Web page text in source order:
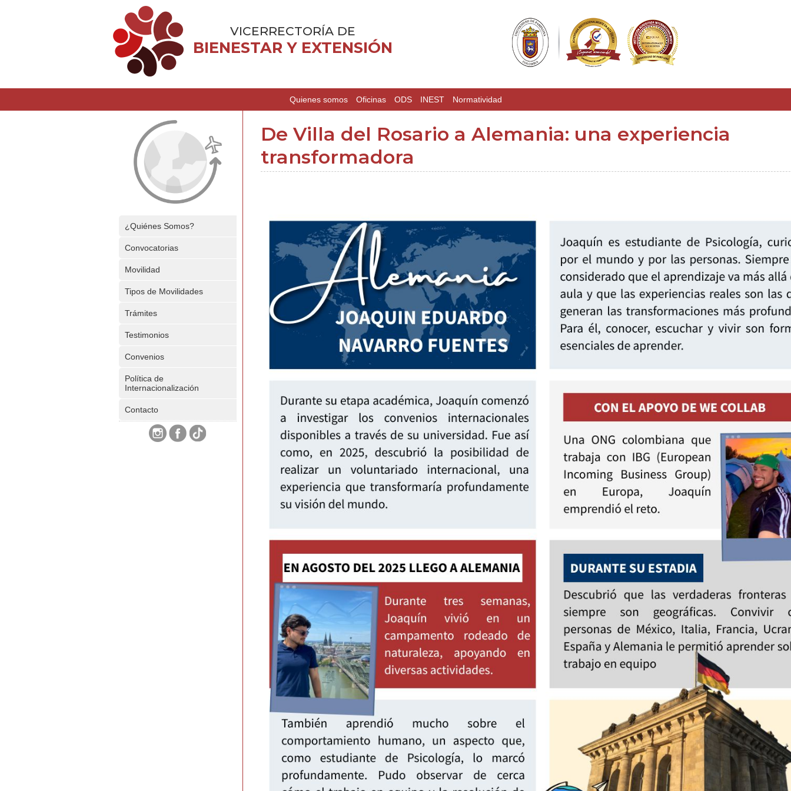
VICERRECTORÍA DE
BIENESTAR Y EXTENSIÓN
Quienes somos Oficinas ODS INEST Normatividad
¿Quiénes Somos?
Convocatorias
Movilidad
Tipos de Movilidades
Trámites
Testimonios
Convenios
Política de
Internacionalización
Contacto
De Villa del Rosario a Alemania: una experiencia
transformadora